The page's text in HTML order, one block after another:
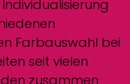
Farbauswahl bei
seit vielen
zusammen